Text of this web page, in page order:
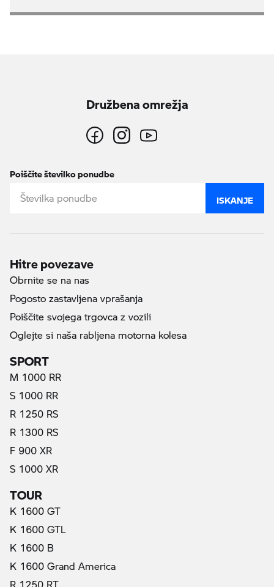
Družbena omrežja
Poiščite številko ponudbe
ISKANJE
Hitre povezave
Obrnite se na nas
Pogosto zastavljena vprašanja
Poiščite svojega trgovca z vozili
Oglejte si naša rabljena motorna kolesa
SPORT
M 1000 RR
S 1000 RR
R 1250 RS
R 1300 RS
F 900 XR
S 1000 XR
TOUR
K 1600 GT
K 1600 GTL
K 1600 B
K 1600 Grand America